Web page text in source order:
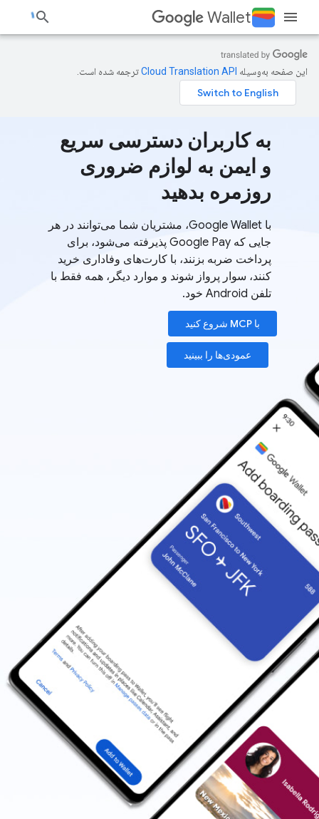
Wallet
این صفحه به‌وسیله ترجمه شده است.
به کاربران دسترسی سریع
و ایمن به لوازم ضروری
روزمره بدهید
با Google Wallet، مشتریان شما می‌توانند در هر
جایی که Google Pay پذیرفته می‌شود، برای
پرداخت ضربه بزنند، با کارت‌های وفاداری خرید
کنند، سوار پرواز شوند و موارد دیگر، همه فقط با
تلفن Android خود.
با MCP شروع کنید
عمودی‌ها را ببینید